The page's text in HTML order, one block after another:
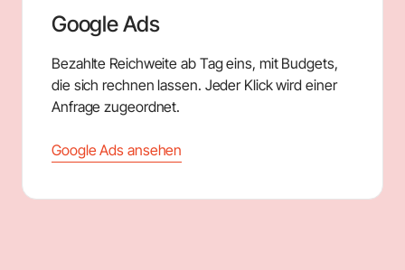
Google Ads
Bezahlte Reichweite ab Tag eins, mit Budgets,
die sich rechnen lassen. Jeder Klick wird einer
Anfrage zugeordnet.
Google Ads ansehen